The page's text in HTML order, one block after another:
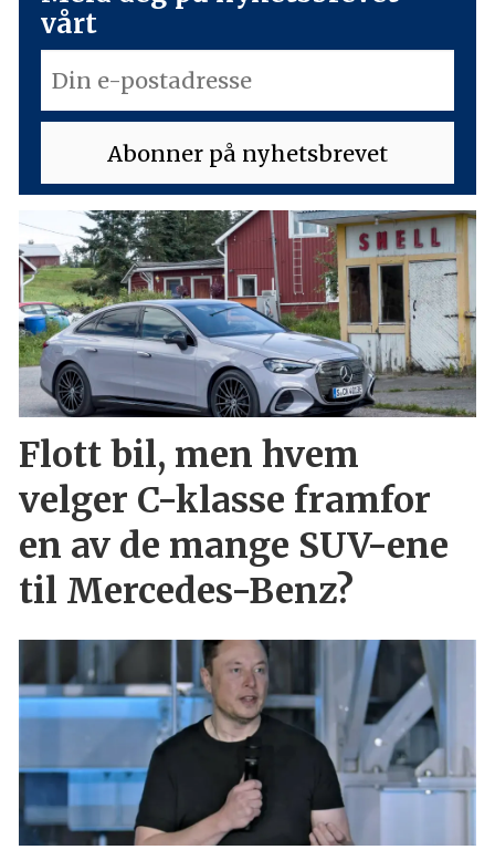
vårt
Flott bil, men hvem
velger C-klasse framfor
en av de mange SUV-ene
til Mercedes-Benz?